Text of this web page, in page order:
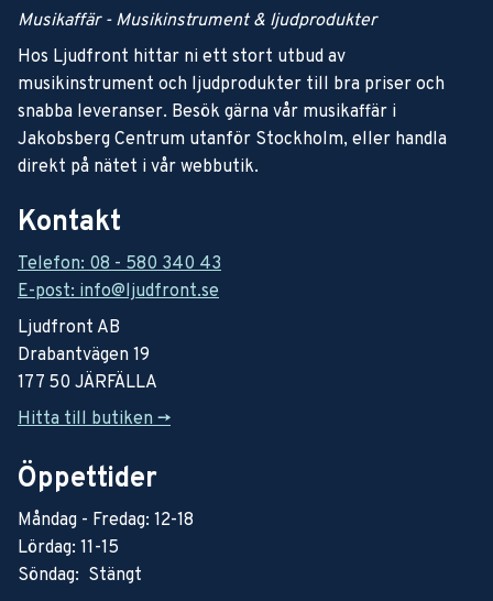
Musikaffär - Musikinstrument & ljudprodukter
Hos Ljudfront hittar ni ett stort utbud av
musikinstrument och ljudprodukter till bra priser och
snabba leveranser. Besök gärna vår musikaffär i
Jakobsberg Centrum utanför Stockholm, eller handla
direkt på nätet i vår webbutik.
Kontakt
Telefon: 08 - 580 340 43
E-post: info@ljudfront.se
Ljudfront AB
Drabantvägen 19
177 50 JÄRFÄLLA
Hitta till butiken ->
Öppettider
Måndag - Fredag: 12-18
Lördag: 11-15
Söndag: Stängt